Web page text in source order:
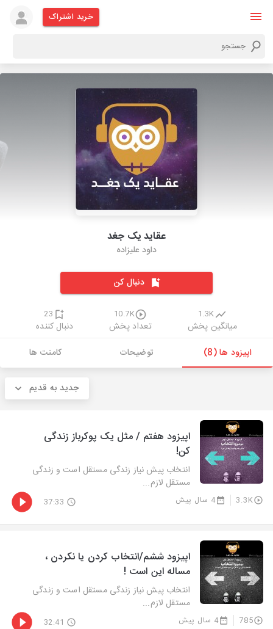
خرید اشتراک
عقاید یک جغد
داود علیزاده
دنبال کن
1.3K
میانگین پخش
10.7K
تعداد پخش
23
دنبال کننده
اپیزود ها (8)
توضیحات کامنت ها
جدید به قدیم
اپیزود هفتم / مثل یک پوکرباز زندگی
کن!
انتخاب پیش نیاز زندگی مستقل است و زندگی
مستقل لازم...
3.3K 4 سال پیش 37:33
اپیزود ششم/انتخاب کردن یا نکردن ،
مساله این است !
انتخاب پیش نیاز زندگی مستقل است و زندگی
مستقل لازم...
785 4 سال پیش 32:41